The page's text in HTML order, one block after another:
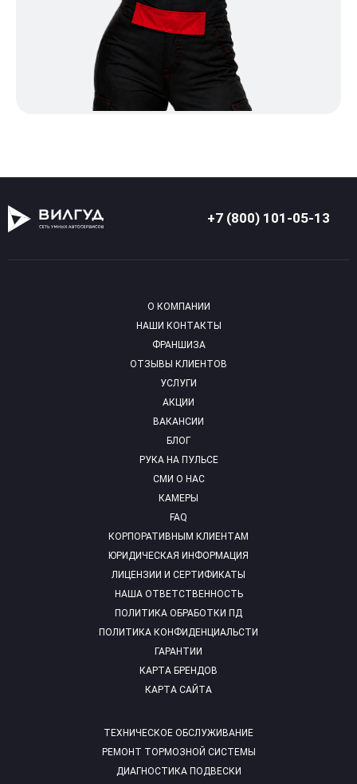
+7 (800) 101-05-13
О КОМПАНИИ
НАШИ КОНТАКТЫ
ФРАНШИЗА
ОТЗЫВЫ КЛИЕНТОВ
УСЛУГИ
АКЦИИ
ВАКАНСИИ
БЛОГ
РУКА НА ПУЛЬСЕ
СМИ О НАС
КАМЕРЫ
FAQ
ТЕХНИЧЕСКОЕ ОБСЛУЖИВАНИЕ
РЕМОНТ ТОРМОЗНОЙ СИСТЕМЫ
ДИАГНОСТИКА ПОДВЕСКИ
КОРПОРАТИВНЫМ КЛИЕНТАМ
ЮРИДИЧЕСКАЯ ИНФОРМАЦИЯ
ЛИЦЕНЗИИ И СЕРТИФИКАТЫ
НАША ОТВЕТСТВЕННОСТЬ
ПОЛИТИКА ОБРАБОТКИ ПД
ПОЛИТИКА КОНФИДЕНЦИАЛЬСТИ
ГАРАНТИИ
КАРТА БРЕНДОВ
КАРТА САЙТА